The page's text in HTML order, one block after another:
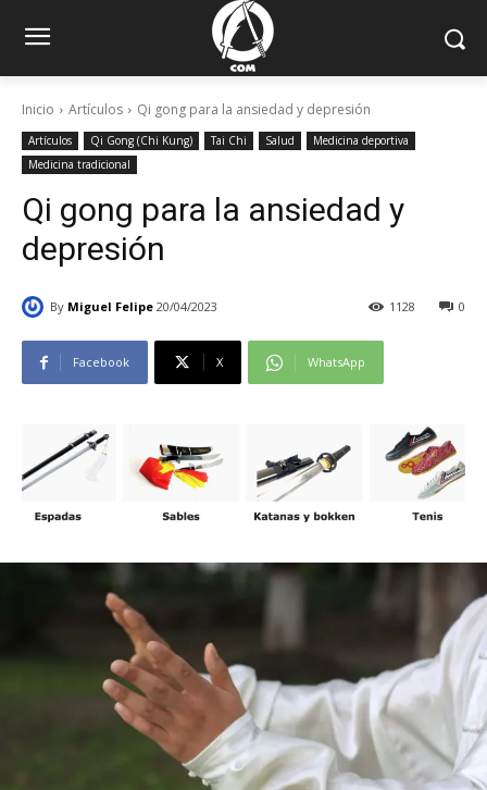
Inicio Artículos Qi gong para la ansiedad y depresión
Artículos Qi Gong (Chi Kung) Tai Chi Salud
Medicina deportiva
Medicina tradicional
Qi gong para la ansiedad y
depresión
By Miguel Felipe 20/04/2023 0
1128
Facebook X WhatsApp